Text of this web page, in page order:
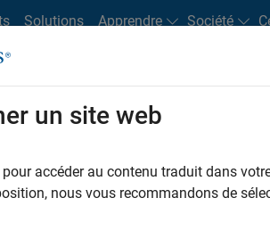
Solutions Apprendre Société
de nos bureaux Étudiants et carrières
FILTRER PAR Programme destiné aux nouvelles carrières (EDG)
un site web
accéder au contenu traduit dans
nous vous recommandons de